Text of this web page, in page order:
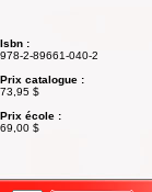
Isbn :
978-2-89661-040-2
Prix catalogue :
73,95 $
Prix école :
69,00 $